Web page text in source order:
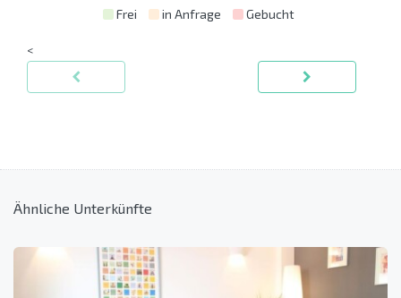
Frei in Anfrage Gebucht
<
Ähnliche Unterkünfte